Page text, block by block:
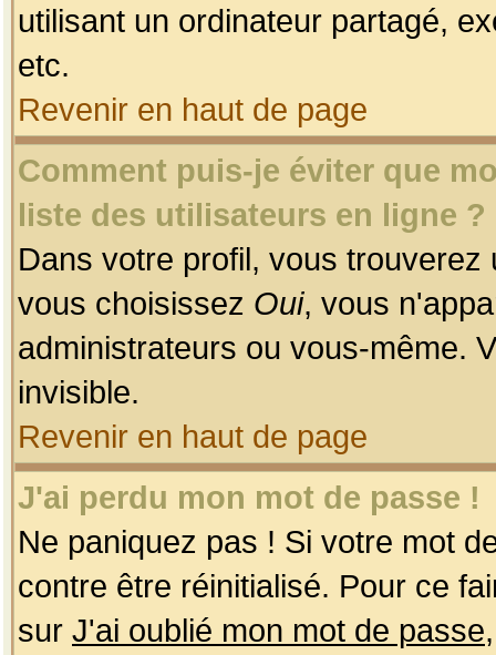
utilisant un ordinateur partagé,
etc.
Revenir en haut de page
Comment puis-je éviter que
liste des utilisateurs en ligne ?
Dans votre profil, vous
vous choisissez Oui, vous
administrateurs ou vous-même.
invisible.
Revenir en haut de page
J'ai perdu mon mot de passe !
Ne paniquez pas ! Si votre mot
contre être réinitialisé. Pour ce
sur J'ai oublié mon mot de passe